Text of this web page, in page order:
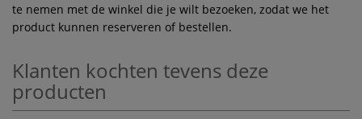
te nemen met de winkel die je wilt bezoeken, zodat we het
product kunnen reserveren of bestellen.
Klanten kochten tevens deze
producten